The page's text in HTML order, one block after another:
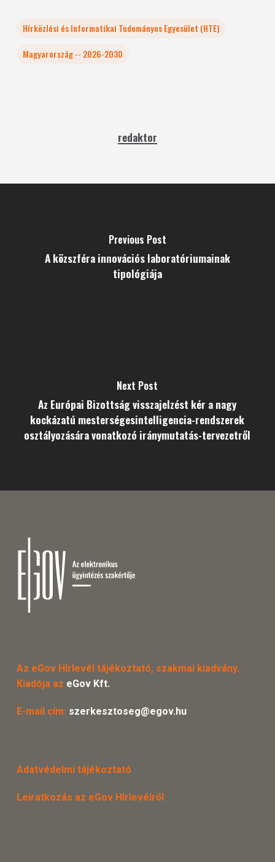
Hírközlési és Informatikai Tudományos Egyesület (HTE)
Magyarország -- 2026-2030
redaktor
Previous Post
A közszféra innovációs laboratóriumainak
tipológiája
Next Post
Az Európai Bizottság visszajelzést kér a nagy
kockázatú mesterségesintelligencia-rendszerek
osztályozására vonatkozó iránymutatás-tervezetről
Az eGov Hírlevél tájékoztató, szakmai kiadvány.
Kiadója az eGov Kft.
E-mail cím: szerkesztoseg@egov.hu
Adatvédelmi tájékoztató
Leiratkozás az eGov Hírlevélről